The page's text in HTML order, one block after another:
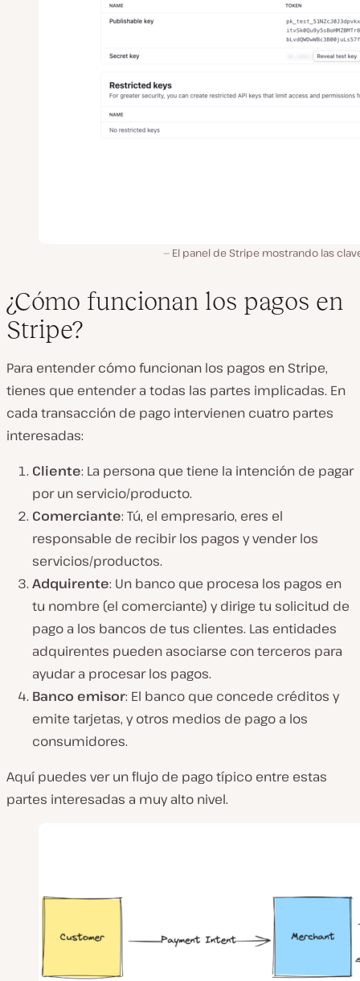
El panel de Stripe mostrando las
¿Cómo funcionan los pagos en
Stripe?
Para entender cómo funcionan los pagos en Stripe,
tienes que entender a todas las partes implicadas. En
cada transacción de pago intervienen cuatro partes
interesadas:
Cliente: La persona que tiene la intención de pagar
por un servicio/producto.
Comerciante: Tú, el empresario, eres el
responsable de recibir los pagos y vender los
servicios/productos.
Adquirente: Un banco que procesa los pagos en
tu nombre (el comerciante) y dirige tu solicitud de
pago a los bancos de tus clientes. Las entidades
adquirentes pueden asociarse con terceros para
ayudar a procesar los pagos.
Banco emisor: El banco que concede créditos y
emite tarjetas, y otros medios de pago a los
consumidores.
Aquí puedes ver un flujo de pago típico entre estas
partes interesadas a muy alto nivel.